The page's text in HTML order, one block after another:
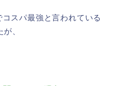
スパ最強と言われている
、